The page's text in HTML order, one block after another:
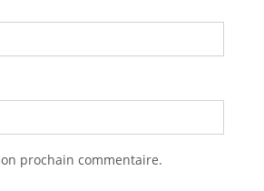
prochain commentaire.